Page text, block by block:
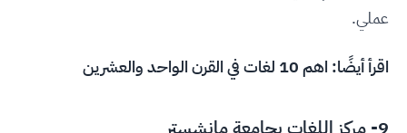
عملي.
اقرأ أيضًا: اهم 10 لغات في القرن الواحد والعشرين
9- مركز اللغات بجامعة مانشستر